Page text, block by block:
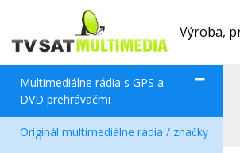
Výroba,
Multimediálne rádia s GPS a
DVD prehrávačmi
Originál multimediálne rádia / značky